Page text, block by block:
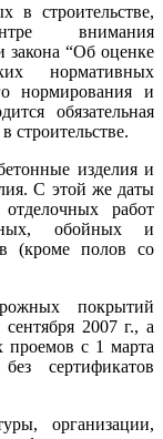
в строительстве,
внимания
закона “Об оценке
нормативных
нормирования и
обязательная
строительстве.
изделия и
С этой же даты
отделочных работ
обойных и
(кроме полов со
покрытий
2007 г., а
проемов с 1 марта
сертификатов
организации,